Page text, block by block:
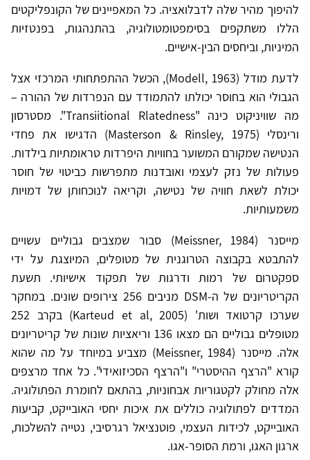
להיפוך מהיר שלה לדבלואציה. כל המאפיינים של הקונפליקטים
הללו משתקפים בסימפטומטולוגיה, בהתנהגות, בפנטזיות
המיניות, וביחסים הבין-אישיים.
לדעת מודל (Modell, 1963), הכשל ההתפתחותי המרכזי אצל
הגבולי הוא בחוסר יכולתו להתמודד עם הנפרדות של ההורה –
מה שוויניקוט כינה "Transiitional Rlatedness". מסטרסון
ורינסלי (Masterson & Rinsley, 1975) הדגישו את פחדי
הנטישה שמקורם המשוער בחוויות היפרדות טראומתיות בילדות.
פעולות של נזק לעצמי ואובדנות מתפרשות כביטוי של חוסר
יכולת לשאת חוויה של נטישה, וקריאה לנוכחותן של דמויות
משמעותיות.
מייסנר (Meissner, 1984) סבור שמצבים גבוליים עשויים
להתבטא בקבוצה הטרוגנית של מטופלים, המיוצגת על ידי
ספקטרום של רמות ודרגות של תפקוד אישיותי. תשעת
הקריטריונים של ה-DSM מניבים 256 צירופים שונים. במחקר
שערכו קרטואד ושות' (Karteud et al, 2005) בקרב 252
מטופלים גבוליים הם מצאו 136 וריאציות שונות של קריטריונים
אלה. מייסנר (Meissner, 1984) מצביע במיוחד על מה שהוא
קורא "הרצף ההיסטרי" ו"הרצף הסכיזואידי". כל אחד מרצפים
אלה מחולק לקטגוריות אבחוניות, בהתאם לחומרת הפתולוגיה.
המדדים לפתולוגיה כוללים את איכות יחסי האובייקט, קביעות
האובייקט, לכידות העצמי, פוטנציאל רגרסיבי, נטייה להשלכות,
ארגון האגו, ורמת הסופר-אגו.